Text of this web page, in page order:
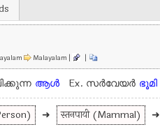
Malayalam | |
ആള്‍ Ex. സര്‍വേയര്‍ ഭൂമി
➜ स्तनपायी (Mammal) ➜